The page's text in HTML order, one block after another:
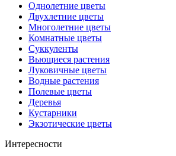
Однолетние цветы
Двухлетние цветы
Многолетние цветы
Комнатные цветы
Суккуленты
Вьющиеся растения
Луковичные цветы
Водные растения
Полевые цветы
Деревья
Кустарники
Экзотические цветы
Интересности